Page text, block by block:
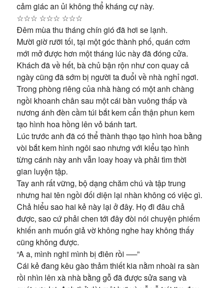
cảm giác an ủi không thể kháng cự này.
☆☆☆ ☆☆☆ ☆☆☆
Đêm mùa thu tháng chín gió đã hơi se lạnh.
Mười giờ rưỡi tối, tại một góc thành phố, quán cơm
mới mở được hơn một tháng lúc này đã đóng cửa.
Khách đã về hết, bà chủ bận rộn như con quay cả
ngày cũng đã sớm bị người ta đuổi về nhà nghỉ ngơi.
Trong phòng riêng của nhà hàng có một anh chàng
ngồi khoanh chân sau một cái bàn vuông thấp và
nương ánh đèn cầm túi bắt kem cẩn thận phun kem
tạo hình hoa hồng lên vỏ bánh tart.
Lúc trước anh đã có thể thành thạo tạo hình hoa bằng
vòi bắt kem hình ngôi sao nhưng với kiểu tạo hình
từng cánh này anh vẫn loay hoay và phải tìm thời
gian luyện tập.
Tay anh rất vững, bộ dạng chăm chú và tập trung
nhưng hai tên ngồi đối diện lại nhàn không có việc gì.
Chả hiểu sao hai kẻ này lại ở đây. Họ đi đâu chả
được, sao cứ phải chen tới đây đòi nói chuyện phiếm
khiến anh muốn giả vờ không nghe hay không thấy
cũng không được.
“A a, mình nghĩ mình bị điên rồi ──”
Cái kẻ đang kêu gào thảm thiết kia nằm nhoài ra sàn
rồi nhìn lên xà nhà bằng gỗ đã được sửa sang và